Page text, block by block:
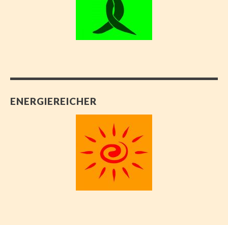
ENERGIEREICHER